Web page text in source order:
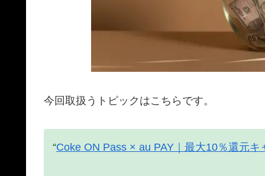
今回取扱うトピックはこちらです。
“Coke ON Pass × au PAY｜最大10％還元キ